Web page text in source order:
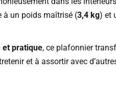
un poids maîtrisé (3,4 kg) et
et pratique, ce plafonnier
et à assortir avec